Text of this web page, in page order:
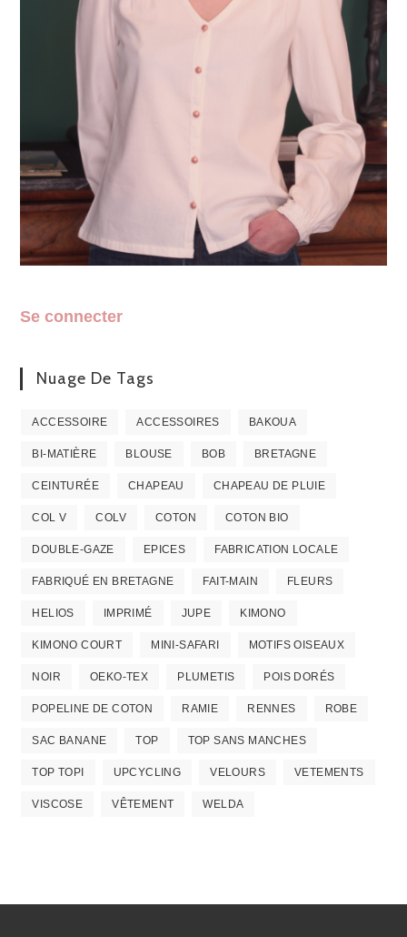
Se connecter
Nuage De Tags
ACCESSOIRE ACCESSOIRES BAKOUA
BI-MATIÈRE BLOUSE BOB BRETAGNE
CEINTURÉE CHAPEAU CHAPEAU DE PLUIE
COL V COLV COTON COTON BIO
DOUBLE-GAZE EPICES FABRICATION LOCALE
FABRIQUÉ EN BRETAGNE FAIT-MAIN FLEURS
HELIOS IMPRIMÉ JUPE KIMONO
KIMONO COURT MINI-SAFARI MOTIFS OISEAUX
NOIR OEKO-TEX PLUMETIS POIS DORÉS
POPELINE DE COTON RAMIE RENNES ROBE
SAC BANANE TOP TOP SANS MANCHES
TOP TOPI UPCYCLING VELOURS VETEMENTS
VISCOSE VÊTEMENT WELDA